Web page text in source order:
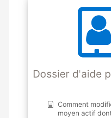
Dossier d'aide
Comment
moyen actif